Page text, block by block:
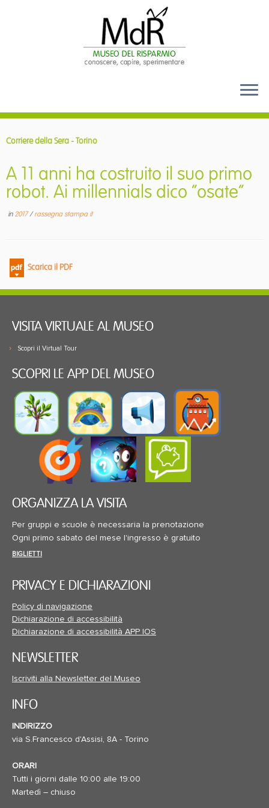
Corriere della Sera - Torino
A 11 anni ha costruito il suo primo
robot. Ai millennials dico “osate”
in 2017/rassegna stampa it
Scarica il PDF
VISITA VIRTUALE AL MUSEO
Scopri il Virtual Tour
SCOPRI LE APP DEL MUSEO
ORGANIZZA LA VISITA
Per gruppi e scuole è necessaria la prenotazione
Ogni primo sabato del mese l'ingresso è gratuito
BIGLIETTI
PRIVACY E DICHIARAZIONI
Policy di navigazione
Dichiarazione di accessibilità
Dichiarazione di accessibilità APP IOS
NEWSLETTER
Iscriviti alla Newsletter del Museo
INFO
INDIRIZZO
via S.Francesco d'Assisi, 8A - Torino
ORARI
Tutti i giorni dalle 10:00 alle 19:00
Martedì – chiuso